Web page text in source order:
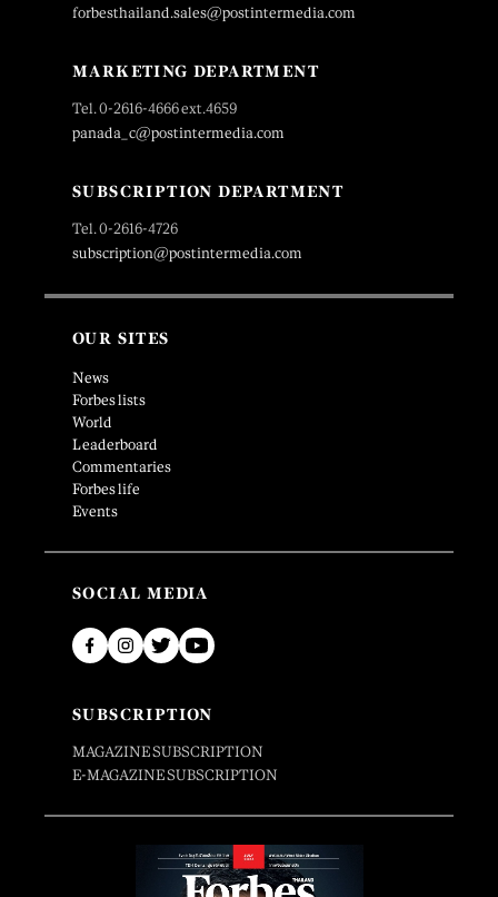
forbesthailand.sales@postintermedia.com
MARKETING DEPARTMENT
Tel. 0-2616-4666 ext.4659
panada_c@postintermedia.com
SUBSCRIPTION DEPARTMENT
Tel. 0-2616-4726
subscription@postintermedia.com
OUR SITES
News
Forbes lists
World
Leaderboard
Commentaries
Forbes life
Events
SOCIAL MEDIA
SUBSCRIPTION
MAGAZINE SUBSCRIPTION
E-MAGAZINE SUBSCRIPTION